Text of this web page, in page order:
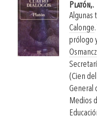
Platón,.
Algunas
Calonge
prólogo
(Cien
General
Medios